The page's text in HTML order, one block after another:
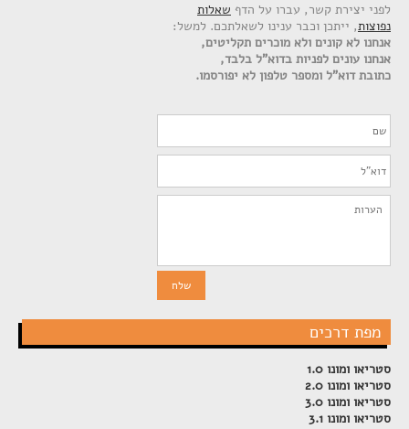
לפני יצירת קשר, עברו על הדף שאלות
נפוצות, ייתכן וכבר ענינו לשאלתכם. למשל:
אנחנו לא קונים ולא מוכרים תקליטים,
אנחנו עונים לפניות בדוא"ל בלבד,
כתובת דוא"ל ומספר טלפון לא יפורסמו.
מפת דרכים
סטריאו ומונו 1.0
סטריאו ומונו 2.0
סטריאו ומונו 3.0
סטריאו ומונו 3.1